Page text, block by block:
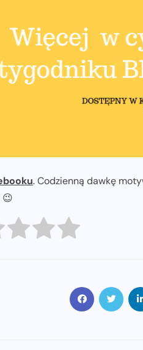
. Codzienną dawkę
😉